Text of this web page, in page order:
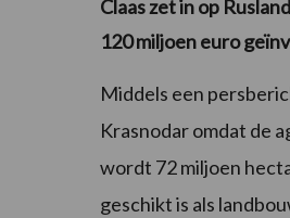
Claas zet in op
120 miljoen euro
Middels een
Krasnodar omdat de
wordt 72 miljoen
geschikt is als